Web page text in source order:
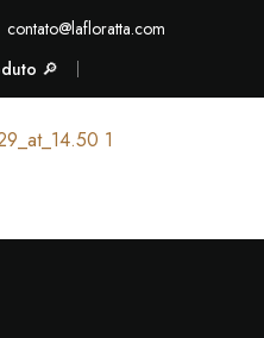
contato@lafloratta.com
🔎